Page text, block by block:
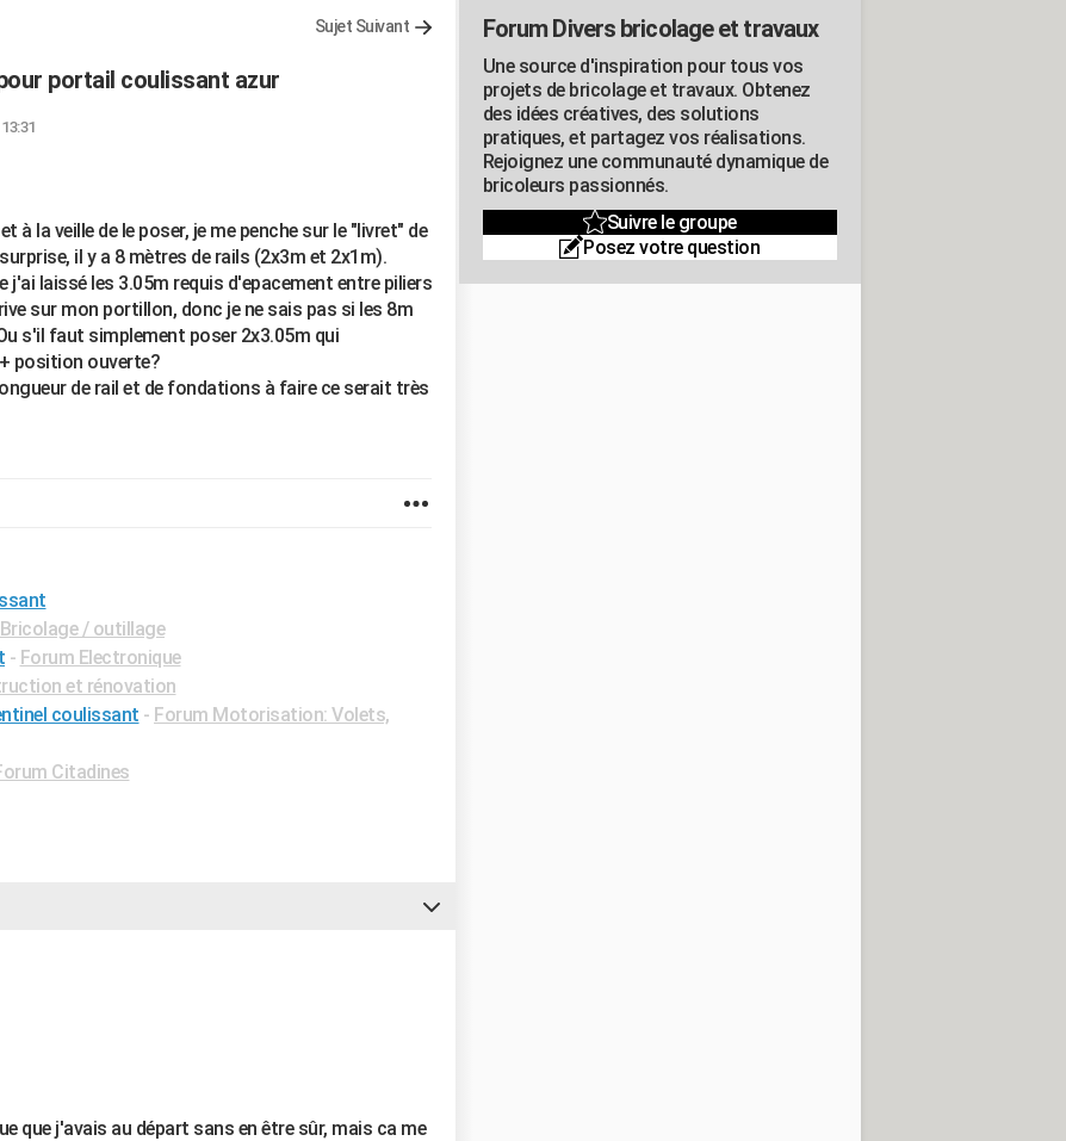
Sujet Suivant
portail coulissant azur
la veille de le poser, je me penche sur le "livret" de
il y a 8 mètres de rails (2x3m et 2x1m).
laissé les 3.05m requis d'epacement entre piliers
sur mon portillon, donc je ne sais pas si les 8m
s'il faut simplement poser 2x3.05m qui
position ouverte?
de rail et de fondations à faire ce serait très
/ outillage
- Forum Electronique
et rénovation
coulissant - Forum Motorisation: Volets,
Citadines
que j'avais au départ sans en être sûr, mais ca me
Forum Divers bricolage et travaux
Une source d'inspiration pour tous vos
projets de bricolage et travaux. Obtenez
des idées créatives, des solutions
pratiques, et partagez vos réalisations.
Rejoignez une communauté dynamique de
bricoleurs passionnés.
Suivre le groupe
Posez votre question